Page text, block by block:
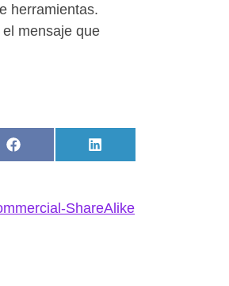
herramientas.
mensaje que
Bluesky
Compartir en Facebook
Compartir en
ShareAlike